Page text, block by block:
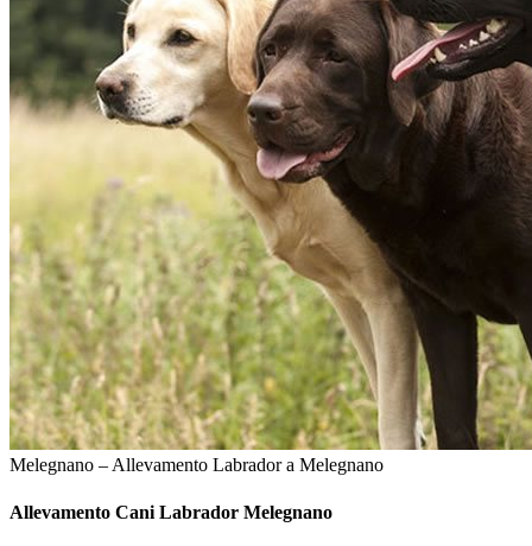
Melegnano – Allevamento Labrador a Melegnano
Allevamento Cani Labrador Melegnano